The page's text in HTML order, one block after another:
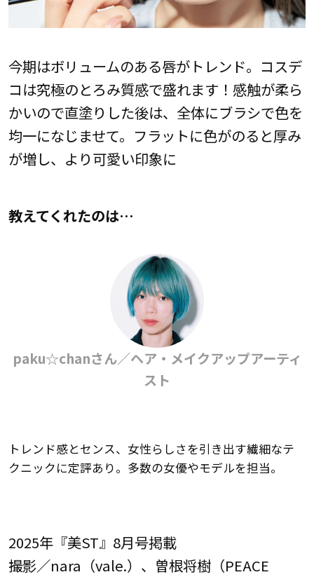
今期はボリュームのある唇がトレンド。コスデ
コは究極のとろみ質感で盛れます！感触が柔ら
かいので直塗りした後は、全体にブラシで色を
均一になじませて。フラットに色がのると厚み
が増し、より可愛い印象に
教えてくれたのは…
paku☆chanさん／ヘア・メイクアップアーティ
スト
トレンド感とセンス、女性らしさを引き出す繊細なテ
クニックに定評あり。多数の女優やモデルを担当。
2025年『美ST』8月号掲載
撮影／nara（vale.）、曽根将樹（PEACE